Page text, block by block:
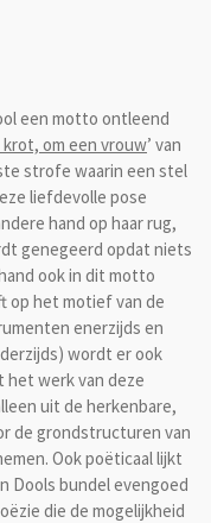
een motto ontleend
om een vrouw’ van
strofe waarin een stel
liefdevolle pose
hand op haar rug,
genegeerd opdat niets
ook in dit motto
op het motief van de
enerzijds en
wordt er ook
het werk van deze
uit de herkenbare,
de grondstructuren van
Ook poëticaal lijkt
Dools bundel evengoed
die de mogelijkheid